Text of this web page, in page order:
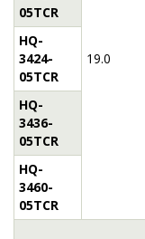
19.0
05TCR
HQ-
3424-
05TCR
HQ-
3436-
05TCR
HQ-
3460-
05TCR